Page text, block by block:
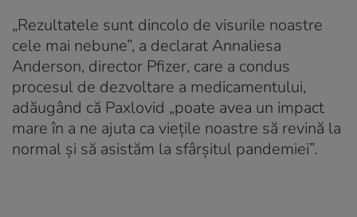
„Rezultatele sunt dincolo de visurile noastre
cele mai nebune”, a declarat Annaliesa
Anderson, director Pfizer, care a condus
procesul de dezvoltare a medicamentului,
adăugând că Paxlovid „poate avea un impact
mare în a ne ajuta ca viețile noastre să revină la
normal și să asistăm la sfârșitul pandemiei”.